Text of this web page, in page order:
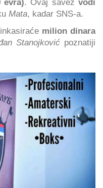
evra). Ovaj savez vodi
Mata, kadar SNS-a.
milion dinara
Stanojkovićpoznatiji